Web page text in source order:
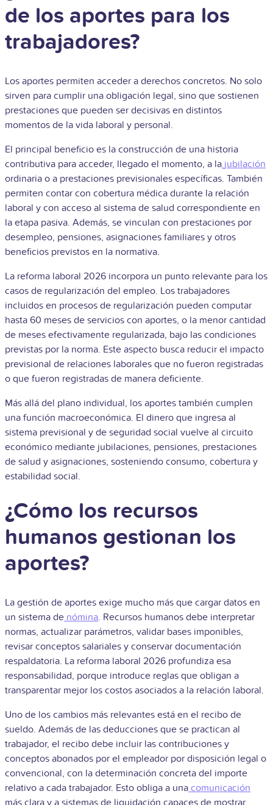
de los aportes para los
trabajadores?
Los aportes permiten acceder a derechos concretos. No solo
sirven para cumplir una obligación legal, sino que sostienen
prestaciones que pueden ser decisivas en distintos
momentos de la vida laboral y personal.
El principal beneficio es la construcción de una historia
contributiva para acceder, llegado el momento, a la jubilación
ordinaria o a prestaciones previsionales específicas. También
permiten contar con cobertura médica durante la relación
laboral y con acceso al sistema de salud correspondiente en
la etapa pasiva. Además, se vinculan con prestaciones por
desempleo, pensiones, asignaciones familiares y otros
beneficios previstos en la normativa.
La reforma laboral 2026 incorpora un punto relevante para los
casos de regularización del empleo. Los trabajadores
incluidos en procesos de regularización pueden computar
hasta 60 meses de servicios con aportes, o la menor cantidad
de meses efectivamente regularizada, bajo las condiciones
previstas por la norma. Este aspecto busca reducir el impacto
previsional de relaciones laborales que no fueron registradas
o que fueron registradas de manera deficiente.
Más allá del plano individual, los aportes también cumplen
una función macroeconómica. El dinero que ingresa al
sistema previsional y de seguridad social vuelve al circuito
económico mediante jubilaciones, pensiones, prestaciones
de salud y asignaciones, sosteniendo consumo, cobertura y
estabilidad social.
¿Cómo los recursos
humanos gestionan los
aportes?
La gestión de aportes exige mucho más que cargar datos en
un sistema de nómina. Recursos humanos debe interpretar
normas, actualizar parámetros, validar bases imponibles,
revisar conceptos salariales y conservar documentación
respaldatoria. La reforma laboral 2026 profundiza esa
responsabilidad, porque introduce reglas que obligan a
transparentar mejor los costos asociados a la relación laboral.
Uno de los cambios más relevantes está en el recibo de
sueldo. Además de las deducciones que se practican al
trabajador, el recibo debe incluir las contribuciones y
conceptos abonados por el empleador por disposición legal o
convencional, con la determinación concreta del importe
relativo a cada trabajador. Esto obliga a una comunicación
más clara y a sistemas de liquidación capaces de mostrar